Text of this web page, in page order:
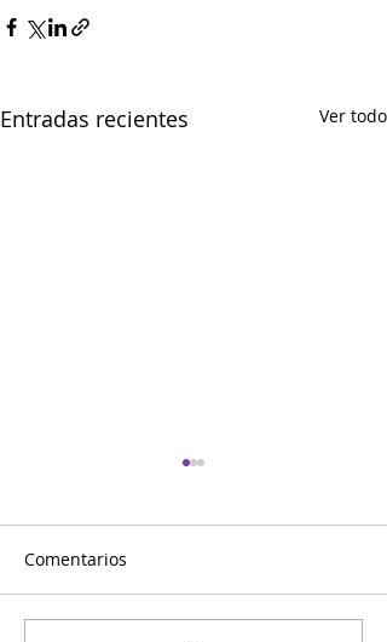
Entradas recientes Ver todo
Comentarios